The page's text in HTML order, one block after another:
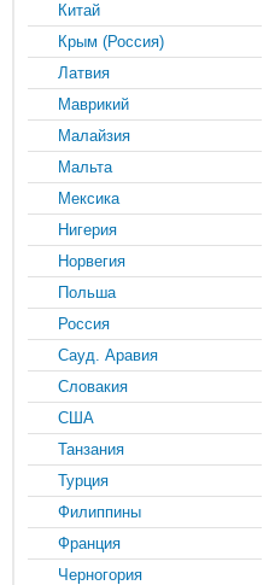
Китай
Крым (Россия)
Латвия
Маврикий
Малайзия
Мальта
Мексика
Нигерия
Норвегия
Польша
Россия
Сауд. Аравия
Словакия
США
Танзания
Турция
Филиппины
Франция
Черногория